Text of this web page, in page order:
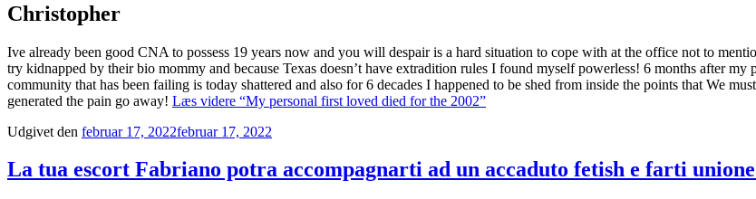
Christopher
Ive already been good CNA to possess 19 years now and you will despair is a hard situation to cope with at the office not to
try kidnapped by their bio mommy and because Texas doesn’t have extradition rules I found myself powerless! 6 months after
community that has been failing is today shattered and also for 6 decades I happened to be shed from inside the points that We
generated the pain go away! Læs videre “My personal first loved died for the 2002”
Udgivet den februar 17, 2022februar 17, 2022
La tua escort Fabriano potra accompagnarti ad un accaduto fetish e farti